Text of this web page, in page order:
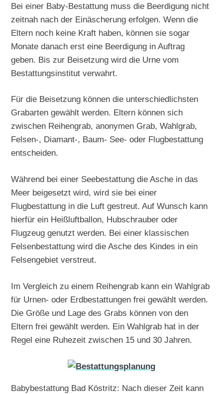
Bei einer Baby-Bestattung muss die Beerdigung nicht
zeitnah nach der Einäscherung erfolgen. Wenn die
Eltern noch keine Kraft haben, können sie sogar
Monate danach erst eine Beerdigung in Auftrag
geben. Bis zur Beisetzung wird die Urne vom
Bestattungsinstitut verwahrt.
Für die Beisetzung können die unterschiedlichsten
Grabarten gewählt werden. Eltern können sich
zwischen Reihengrab, anonymen Grab, Wahlgrab,
Felsen-, Diamant-, Baum- See- oder Flugbestattung
entscheiden.
Während bei einer Seebestattung die Asche in das
Meer beigesetzt wird, wird sie bei einer
Flugbestattung in die Luft gestreut. Auf Wunsch kann
hierfür ein Heißluftballon, Hubschrauber oder
Flugzeug genutzt werden. Bei einer klassischen
Felsenbestattung wird die Asche des Kindes in ein
Felsengebiet verstreut.
Im Vergleich zu einem Reihengrab kann ein Wahlgrab
für Urnen- oder Erdbestattungen frei gewählt werden.
Die Größe und Lage des Grabs können von den
Eltern frei gewählt werden. Ein Wahlgrab hat in der
Regel eine Ruhezeit zwischen 15 und 30 Jahren.
Babybestattung Bad Köstritz: Nach dieser Zeit kann